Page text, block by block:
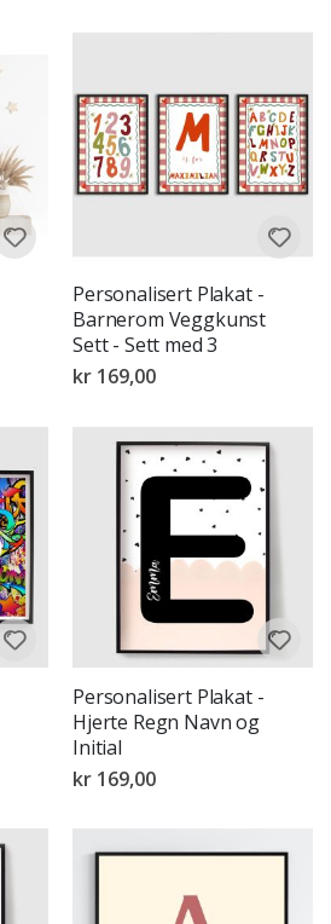
Personalisert Plakat -
Barnerom Veggkunst
Sett - Sett med 3
kr 169,00
Personalisert Plakat -
Hjerte Regn Navn og
Initial
kr 169,00